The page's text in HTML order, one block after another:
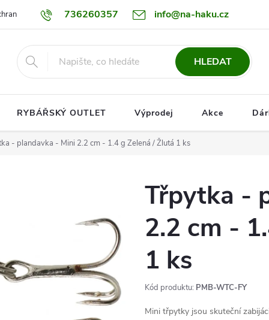
736260357 info@na-haku.cz
osobních údajů Dopravy
HLEDAT
RYBÁŘSKÝ OUTLET Výprodej Akce
- plandavka - Mini 2.2 cm - 1.4 g Zelená / Žlutá 1 ks
Třpytka -
2.2 cm -
1 ks
Kód produktu: PMB-WTC-FY
Mini třpytky jsou skuteční